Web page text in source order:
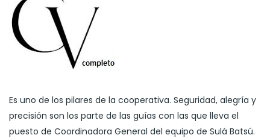
Es uno de los pilares de la cooperativa. Seguridad, alegría y
precisión son los parte de las guías con las que lleva el
puesto de Coordinadora General del equipo de Sulá Batsú.